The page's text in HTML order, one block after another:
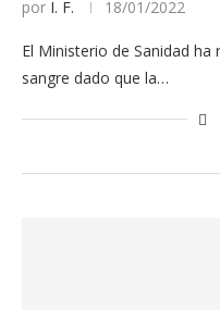
por I. F. 18/01/2022
El Ministerio de Sanidad
sangre dado que la…